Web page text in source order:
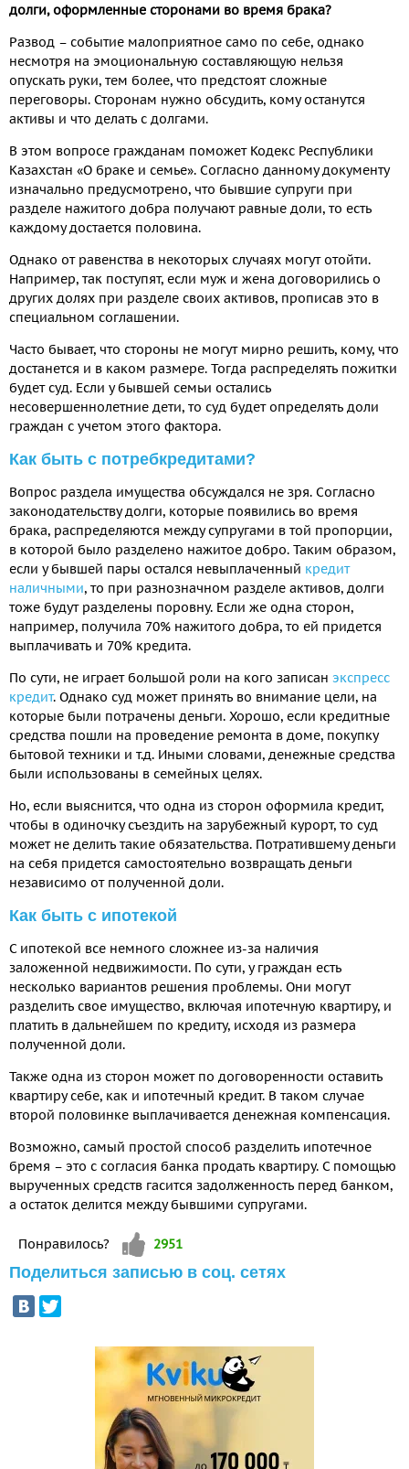
долги, оформленные сторонами во время брака?
Развод – событие малоприятное само по себе, однако
несмотря на эмоциональную составляющую нельзя
опускать руки, тем более, что предстоят сложные
переговоры. Сторонам нужно обсудить, кому останутся
активы и что делать с долгами.
В этом вопросе гражданам поможет Кодекс Республики
Казахстан «О браке и семье». Согласно данному документу
изначально предусмотрено, что бывшие супруги при
разделе нажитого добра получают равные доли, то есть
каждому достается половина.
Однако от равенства в некоторых случаях могут отойти.
Например, так поступят, если муж и жена договорились о
других долях при разделе своих активов, прописав это в
специальном соглашении.
Часто бывает, что стороны не могут мирно решить, кому, что
достанется и в каком размере. Тогда распределять пожитки
будет суд. Если у бывшей семьи остались
несовершеннолетние дети, то суд будет определять доли
граждан с учетом этого фактора.
Как быть с потребкредитами?
Вопрос раздела имущества обсуждался не зря. Согласно
законодательству долги, которые появились во время
брака, распределяются между супругами в той пропорции,
в которой было разделено нажитое добро. Таким образом,
если у бывшей пары остался невыплаченный кредит
наличными, то при разнозначном разделе активов, долги
тоже будут разделены поровну. Если же одна сторон,
например, получила 70% нажитого добра, то ей придется
выплачивать и 70% кредита.
По сути, не играет большой роли на кого записан экспресс
кредит. Однако суд может принять во внимание цели, на
которые были потрачены деньги. Хорошо, если кредитные
средства пошли на проведение ремонта в доме, покупку
бытовой техники и т.д. Иными словами, денежные средства
были использованы в семейных целях.
Но, если выяснится, что одна из сторон оформила кредит,
чтобы в одиночку съездить на зарубежный курорт, то суд
может не делить такие обязательства. Потратившему деньги
на себя придется самостоятельно возвращать деньги
независимо от полученной доли.
Как быть с ипотекой
С ипотекой все немного сложнее из-за наличия
заложенной недвижимости. По сути, у граждан есть
несколько вариантов решения проблемы. Они могут
разделить свое имущество, включая ипотечную квартиру, и
платить в дальнейшем по кредиту, исходя из размера
полученной доли.
Также одна из сторон может по договоренности оставить
квартиру себе, как и ипотечный кредит. В таком случае
второй половинке выплачивается денежная компенсация.
Возможно, самый простой способ разделить ипотечное
бремя – это с согласия банка продать квартиру. С помощью
вырученных средств гасится задолженность перед банком,
а остаток делится между бывшими супругами.
Понравилось? Vote up!
2951
Поделиться записью в соц. сетях